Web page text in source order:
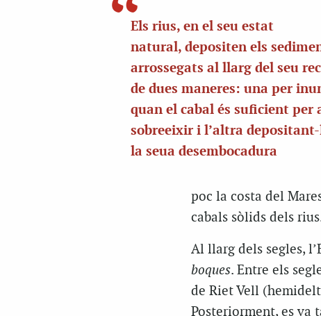
Els rius, en el seu estat
natural, depositenels
arrossegats al llarg del seu
de dues maneres: una per
quan el cabal és suficient per
sobreeixir i l’altra depositant-
la seuadesembocadura
poc la costa del
cabals sòlids dels
Al llarg dels segles,
boques. Entre els
de RietVell
Posteriorment, es va